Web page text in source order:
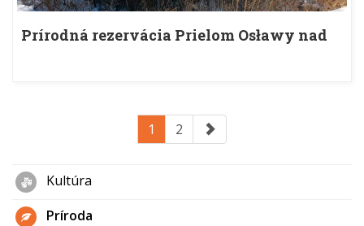
Prírodná rezervácia Prielom Osławy nad
1 2
Kultúra
Príroda